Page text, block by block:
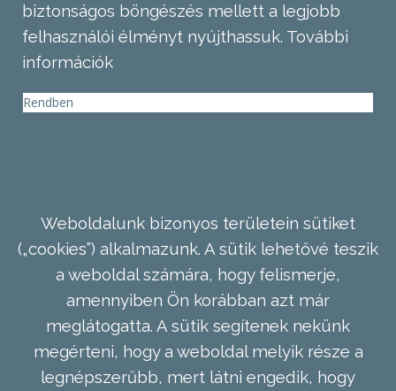
biztonságos böngészés mellett a legjobb
felhasználói élményt nyújthassuk. További
információk
Rendben
Weboldalunk bizonyos területein sütiket
(„cookies”) alkalmazunk. A sütik lehetővé teszik
a weboldal számára, hogy felismerje,
amennyiben Ön korábban azt már
meglátogatta. A sütik segítenek nekünk
megérteni, hogy a weboldal melyik része a
legnépszerűbb, mert látni engedik, hogy